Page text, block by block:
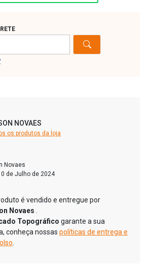
NOVAES
os produtos da loja
Novaes
de Julho de 2024
é vendido e entregue por
Novaes .
Topográfico garante a sua
conheça nossas políticas de entrega e
.